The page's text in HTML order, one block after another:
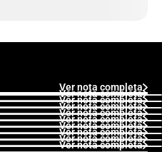
Ver nota completa
Ver nota completa
Ver nota completa
Ver nota completa
Ver nota completa
Ver nota completa
Ver nota completa
Ver nota completa
Ver nota completa
Ver nota completa